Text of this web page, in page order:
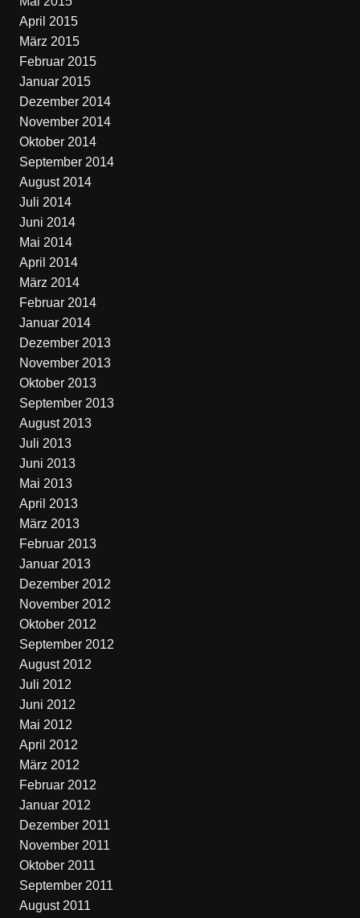
April 2015
März 2015
Februar 2015
Januar 2015
Dezember 2014
November 2014
Oktober 2014
September 2014
August 2014
Juli 2014
Juni 2014
Mai 2014
April 2014
März 2014
Februar 2014
Januar 2014
Dezember 2013
November 2013
Oktober 2013
September 2013
August 2013
Juli 2013
Juni 2013
Mai 2013
April 2013
März 2013
Februar 2013
Januar 2013
Dezember 2012
November 2012
Oktober 2012
September 2012
August 2012
Juli 2012
Juni 2012
Mai 2012
April 2012
März 2012
Februar 2012
Januar 2012
Dezember 2011
November 2011
Oktober 2011
September 2011
August 2011